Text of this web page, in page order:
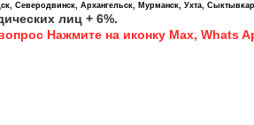
Северодвинск, Архангельск, Мурманск, Ухта,
лиц + 6%.
Нажмите на иконку Max, Whats